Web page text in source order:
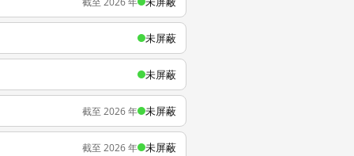
未屏蔽
未屏蔽
截至 2026 年 未屏蔽
截至 2026 年 未屏蔽